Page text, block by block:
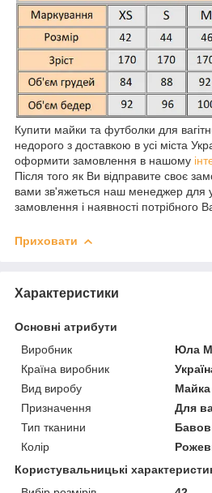
Купити майки та футболки для
недорого з доставкою в усі міста
оформити замовлення в нашому
Після того як Ви відправите своє
вами зв'яжеться наш менеджер для
замовлення і наявності потрібного
Приховати
Характеристики
Основні атрибути
Виробник
Юла
Країна виробник
Вид виробу
Майка
Призначення
Для
Тип тканини
Колір
Користувальницькі